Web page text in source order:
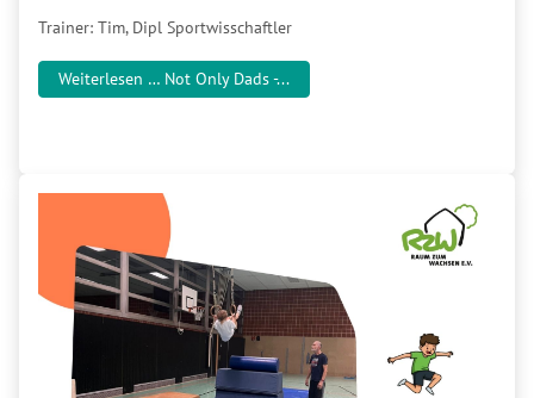
Trainer: Tim, Dipl Sportwisschaftler
Weiterlesen … Not Only Dads -...